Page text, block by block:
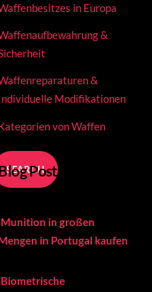
SEARCH
in Europa
&
&
Modifikationen
von Waffen
Posts
Munition in großen
in Portugal kaufen
Biometrische